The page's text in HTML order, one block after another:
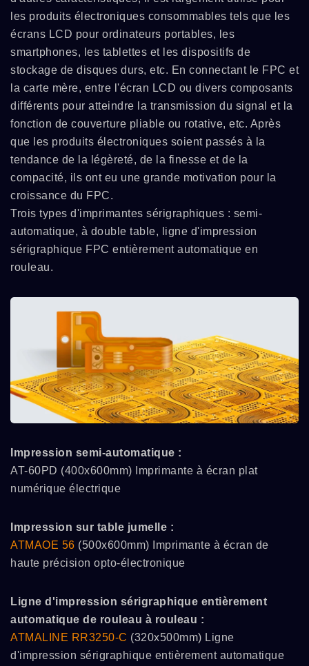
les produits électroniques consommables tels que les
écrans LCD pour ordinateurs portables, les
smartphones, les tablettes et les dispositifs de
stockage de disques durs, etc. En connectant le FPC et
la carte mère, entre l'écran LCD ou divers composants
différents pour atteindre la transmission du signal et la
fonction de couverture pliable ou rotative, etc. Après
que les produits électroniques soient passés à la
tendance de la légèreté, de la finesse et de la
compacité, ils ont eu une grande motivation pour la
croissance du FPC.
Trois types d'imprimantes sérigraphiques : semi-
automatique, à double table, ligne d'impression
sérigraphique FPC entièrement automatique en
rouleau.
Impression semi-automatique :
AT-60PD (400x600mm) Imprimante à écran plat
numérique électrique
Impression sur table jumelle :
ATMAOE 56 (500x600mm) Imprimante à écran de
haute précision opto-électronique
Ligne d'impression sérigraphique entièrement
automatique de rouleau à rouleau :
ATMALINE RR3250-C (320x500mm) Ligne
d'impression sérigraphique entièrement automatique